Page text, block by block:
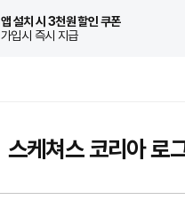
앱 설치 시 3천원 할인 쿠폰
가입시 즉시 지급
스케쳐스 코리아로